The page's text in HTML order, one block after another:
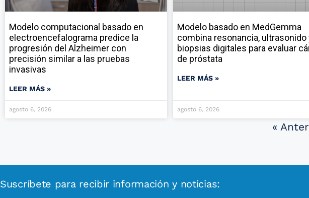
Modelo computacional basado en
electroencefalograma predice la
progresión del Alzheimer con
precisión similar a las pruebas
invasivas
LEER MÁS »
agosto 6, 2026
Modelo basado en MedGemma
combina resonancia, ultrasonido
biopsias digitales para evaluar
de próstata
LEER MÁS »
agosto 6, 2026
«
Suscríbete para recibir información y noticias: